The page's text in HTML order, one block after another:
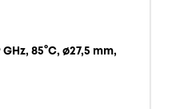
85°C, ø27,5 mm,